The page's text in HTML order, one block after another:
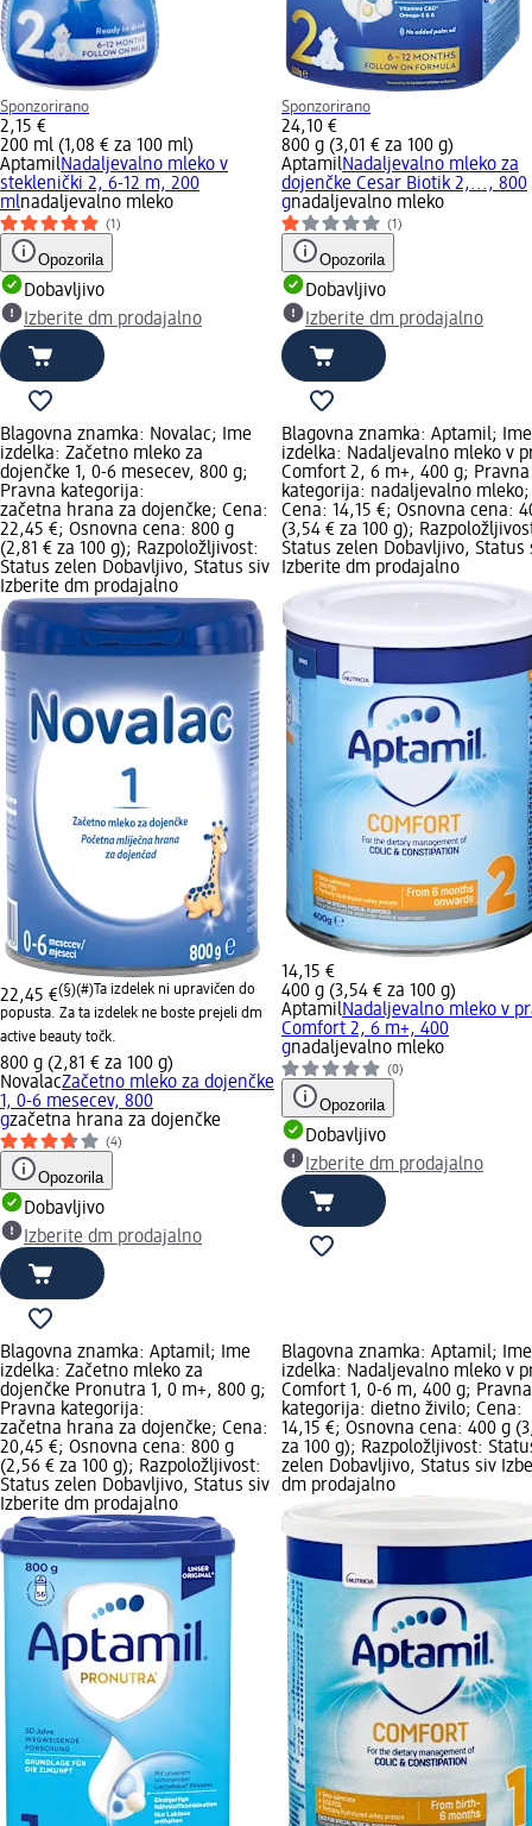
Sponzorirano
2,15 €
200 ml (1,08 € za 100 ml)
AptamilNadaljevalno mleko v
steklenički 2, 6-12 m, 200
mlnadaljevalno mleko
(1)
Opozorila
Dobavljivo
Izberite dm prodajalno
Sponzorirano
24,10 €
800 g (3,01 € za 100 g)
AptamilNadaljevalno mleko za
dojenčke Cesar Biotik 2,..., 800
gnadaljevalno mleko
(1)
Opozorila
Dobavljivo
Izberite dm prodajalno
Blagovna znamka: Novalac; Ime
izdelka: Začetno mleko za
dojenčke 1, 0-6 mesecev, 800 g;
Pravna kategorija:
začetna hrana za dojenčke; Cena:
22,45 €; Osnovna cena: 800 g
(2,81 € za 100 g); Razpoložljivost:
Status zelen Dobavljivo, Status siv
Izberite dm prodajalno
22,45 €(§)(#)Ta izdelek ni upravičen do
popusta. Za ta izdelek ne boste prejeli dm
active beauty točk.
800 g (2,81 € za 100 g)
NovalacZačetno mleko za dojenčke
1, 0-6 mesecev, 800
gzačetna hrana za dojenčke
(4)
Opozorila
Dobavljivo
Izberite dm prodajalno
Blagovna znamka: Aptamil; Ime
izdelka: Nadaljevalno mleko v
Comfort 2, 6 m+, 400 g; Pravna
kategorija: nadaljevalno mleko;
Cena: 14,15 €; Osnovna cena:
(3,54 € za 100 g);
Status zelen Dobavljivo, Status
Izberite dm prodajalno
14,15 €
400 g (3,54 € za 100 g)
AptamilNadaljevalno mleko v
Comfort 2, 6 m+, 400
gnadaljevalno mleko
(0)
Opozorila
Dobavljivo
Izberite dm prodajalno
Blagovna znamka: Aptamil; Ime
izdelka: Začetno mleko za
dojenčke Pronutra 1, 0 m+, 800 g;
Pravna kategorija:
začetna hrana za dojenčke; Cena:
20,45 €; Osnovna cena: 800 g
(2,56 € za 100 g); Razpoložljivost:
Status zelen Dobavljivo, Status siv
Izberite dm prodajalno
Blagovna znamka: Aptamil; Ime
izdelka: Nadaljevalno mleko v
Comfort 1, 0-6 m, 400 g; Pravna
kategorija: dietno živilo; Cena:
14,15 €; Osnovna cena: 400 g
za 100 g); Razpoložljivost:
zelen Dobavljivo, Status siv
dm prodajalno